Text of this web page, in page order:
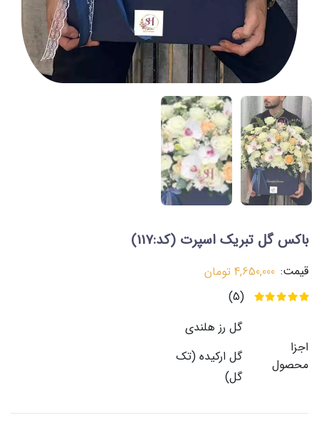
باکس گل تبریک اسپرت (کد:117)
قیمت: 4,650,000 تومان
(5)
اجزا
محصول
گل رز هلندی
گل ارکیده (تک
گل)